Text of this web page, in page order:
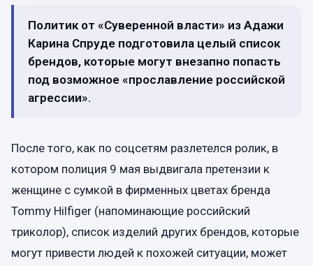
Политик от «Суверенной власти» из Адажи
Карина Спруде подготовила целый список
брендов, которые могут внезапно попасть
под возможное «прославление российской
агрессии».
После того, как по соцсетям разлетелся ролик, в
котором полиция 9 мая выдвигала претензии к
женщине с сумкой в фирменных цветах бренда
Tommy Hilfiger (напоминающие российский
триколор), список изделий других брендов, которые
могут привести людей к похожей ситуации, может